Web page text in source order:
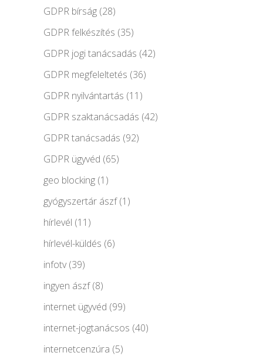
GDPR bírság (28)
GDPR felkészítés (35)
GDPR jogi tanácsadás (42)
GDPR megfeleltetés (36)
GDPR nyilvántartás (11)
GDPR szaktanácsadás (42)
GDPR tanácsadás (92)
GDPR ügyvéd (65)
geo blocking (1)
gyógyszertár ászf(1)
hírlevél (11)
hírlevél-küldés (6)
infotv(39)
ingyen ászf(8)
internet ügyvéd (99)
internet-jogtanácsos (40)
internetcenzúra (5)